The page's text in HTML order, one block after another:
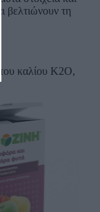
βελτιώνουν τη
καλίου K2O,